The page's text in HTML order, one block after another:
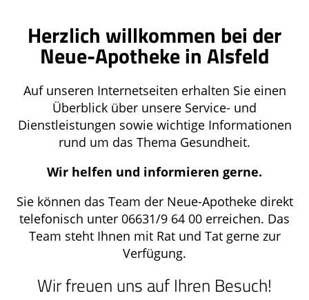
Herzlich willkommen bei der
Neue-Apotheke in Alsfeld
Auf unseren Internetseiten erhalten Sie einen
Überblick über unsere Service- und
Dienstleistungen sowie wichtige Informationen
rund um das Thema Gesundheit.
Wir helfen und informieren gerne.
Sie können das Team der Neue-Apotheke direkt
telefonisch unter 06631/9 64 00 erreichen. Das
Team steht Ihnen mit Rat und Tat gerne zur
Verfügung.
Wir freuen uns auf Ihren Besuch!